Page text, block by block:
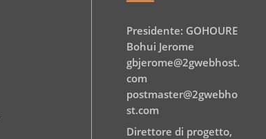
Presidente: GOHOURE
Bohui Jerome
gbjerome@2gwebhost.
com
postmaster@2gwebho
st.com
Direttore di progetto,